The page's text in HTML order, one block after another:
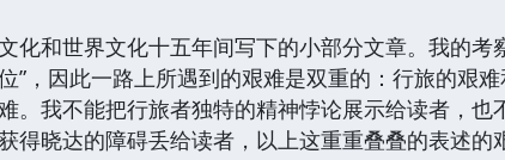
化和世界文化十五年间写下的小部分文章。我的
位”，因此一路上所遇到的艰难是双重的：行旅的
。我不能把行旅者独特的精神悖论展示给读者，
得晓达的障碍丢给读者，以上这重重叠叠的表述的